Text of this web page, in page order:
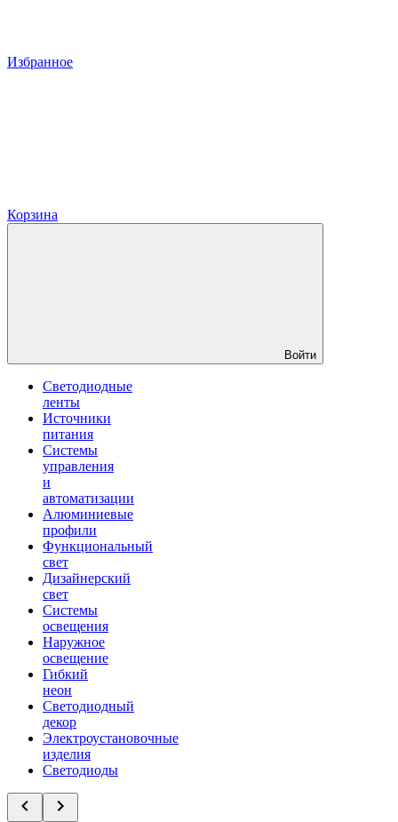
Избранное
Корзина
Войти
Светодиодные
ленты
Источники
питания
Системы
управления
и
автоматизации
Алюминиевые
профили
Функциональный
свет
Дизайнерский
свет
Системы
освещения
Наружное
освещение
Гибкий
неон
Светодиодный
декор
Электроустановочные
изделия
Светодиоды